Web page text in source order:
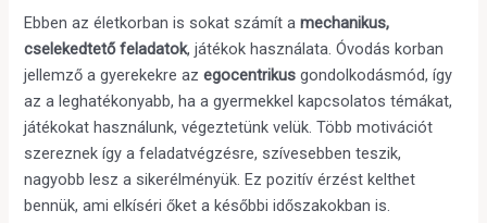
Ebben az életkorban is sokat számít amechanikus,
cselekedtető feladatok, játékok használata. Óvodás korban
jellemző a gyerekekre azegocentrikusgondolkodásmód, így
az a leghatékonyabb, ha a gyermekkel kapcsolatos témákat,
játékokat használunk, végeztetünk velük. Több motivációt
szereznek így a feladatvégzésre, szívesebben teszik,
nagyobb lesz a sikerélményük. Ez pozitív érzést kelthet
bennük, ami elkíséri őket a későbbi időszakokban is.